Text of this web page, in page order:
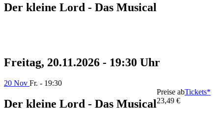
Der kleine Lord - Das Musical
Freitag, 20.11.2026 - 19:30 Uhr
20 Nov Fr. - 19:30
Der kleine Lord - Das Musical
Preise ab
23,49 €
Tickets*